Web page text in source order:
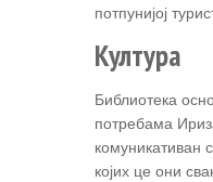
потпунијој
Култура
Библиотека
потребама
комуникативан
којих це они